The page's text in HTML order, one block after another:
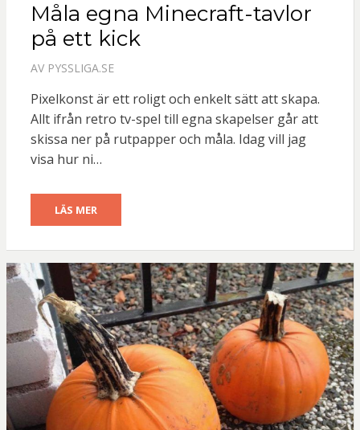
Måla egna Minecraft-tavlor
på ett kick
AV PYSSLIGA.SE
Pixelkonst är ett roligt och enkelt sätt att skapa.
Allt ifrån retro tv-spel till egna skapelser går att
skissa ner på rutpapper och måla. Idag vill jag
visa hur ni…
LÄS MER